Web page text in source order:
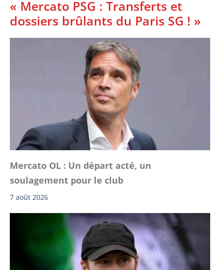
« Mercato PSG : Transferts et
dossiers brûlants du Paris SG ! »
Mercato OL : Un départ acté, un
soulagement pour le club
7 août 2026